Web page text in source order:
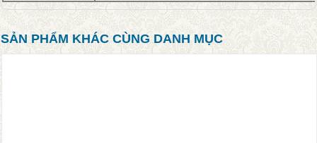
SẢN PHẨM KHÁC CÙNG DANH MỤC